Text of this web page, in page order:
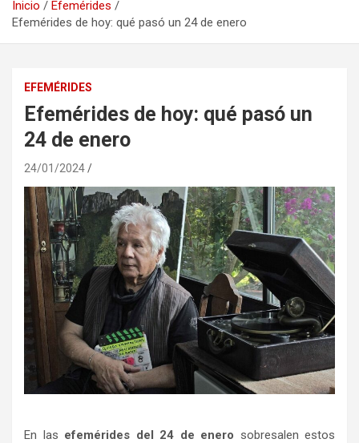
Inicio
Efemérides
Efemérides de hoy: qué pasó un 24 de enero
EFEMÉRIDES
Efemérides de hoy: qué pasó un
24 de enero
24/01/2024
En las efemérides del 24 de enero sobresalen estos